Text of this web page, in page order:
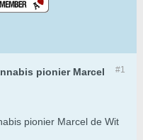
#1
pionier Marcel
pionier Marcel de Wit